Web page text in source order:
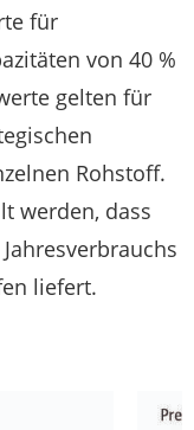
für
von 40 %
gelten für
Rohstoff.
werden, dass
liefert.